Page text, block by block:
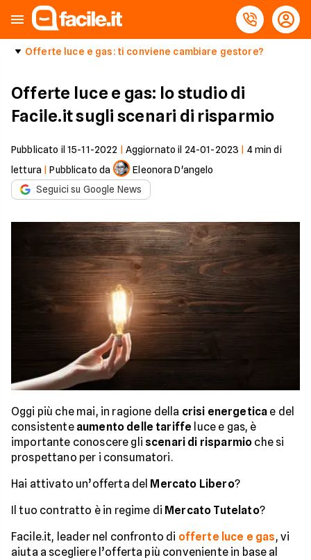
Offerte luce e gas: ti conviene cambiare gestore?
Offerte luce e gas: lo studio di
Facile.it sugli scenari di risparmio
Pubblicato il 15-11-2022 Aggiornato il 24-01-2023 4min di
lettura |Pubblicato da
Eleonora D'angelo
Seguici su Google News
Oggi più che mai, in ragione della crisi energetica e del
consistente aumento delle tariffe luce e gas, è
importante conoscere gli scenari di risparmio che si
prospettano per i consumatori.
Hai attivato un’offerta del Mercato Libero?
Il tuo contratto è in regime di Mercato Tutelato?
Facile.it, leader nel confronto di offerte luce e gas, vi
aiuta a scegliere l’offerta più conveniente in base al